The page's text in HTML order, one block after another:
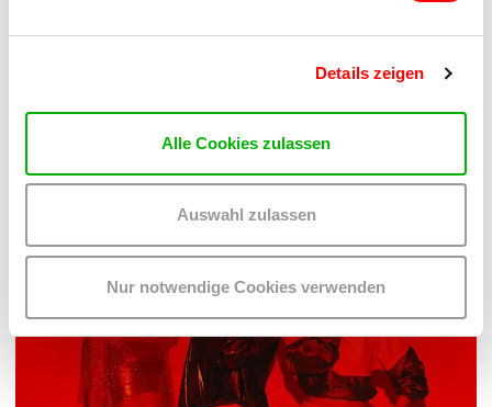
Details zeigen
Alle Cookies zulassen
Auswahl zulassen
Nur notwendige Cookies verwenden
Mi 12.8.2026
Hof